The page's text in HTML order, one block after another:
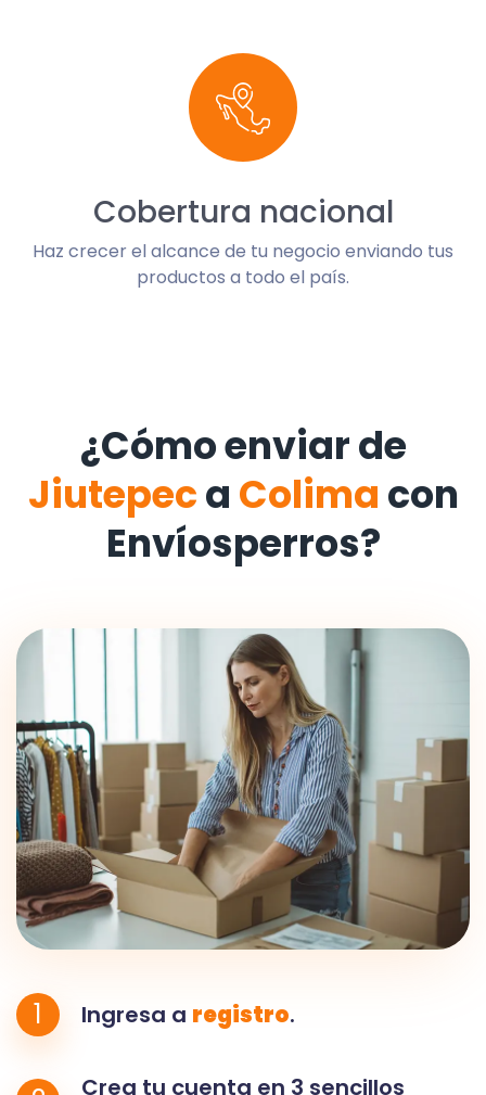
Cobertura nacional
Haz crecer el alcance de tu negocio enviando tus
productos a todo el país.
¿Cómo enviar de
Jiutepeca Colima con
Envíosperros?
1 Ingresa a registro.
Crea tu cuenta en 3 sencillos